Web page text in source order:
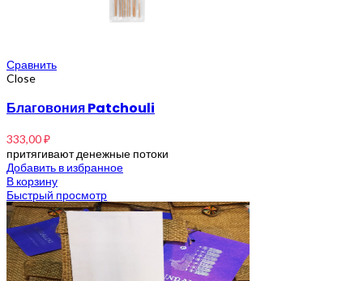
Сравнить
Close
Благовония Patchouli
333,00₽
притягивают денежные потоки
Добавить в избранное
В корзину
Быстрый просмотр